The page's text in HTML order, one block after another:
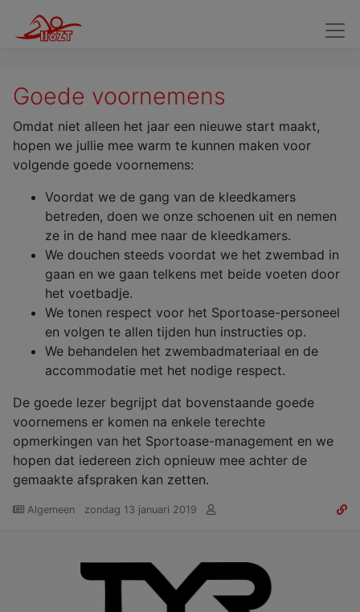
Wedstrijdzwemmers
Goede voornemens
Omdat niet alleen het jaar een nieuwe start maakt,
hopen we jullie mee warm te kunnen maken voor
volgende goede voornemens:
Voordat we de gang van de kleedkamers
betreden, doen we onze schoenen uit en nemen
ze in de hand mee naar de kleedkamers.
We douchen steeds voordat we het zwembad in
gaan en we gaan telkens met beide voeten door
het voetbadje.
We tonen respect voor het Sportoase-personeel
en volgen te allen tijden hun instructies op.
We behandelen het zwembadmateriaal en de
accommodatie met het nodige respect.
De goede lezer begrijpt dat bovenstaande goede
voornemens er komen na enkele terechte
opmerkingen van het Sportoase-management en we
hopen dat iedereen zich opnieuw mee achter de
gemaakte afspraken kan zetten.
Algemeen zondag 13 januari 2019